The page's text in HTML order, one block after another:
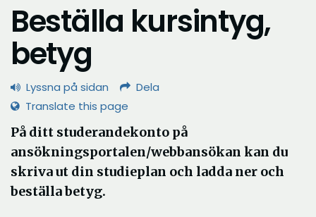
Beställa kursintyg,
betyg
Lyssna på sidan
Dela
Translate this page
På ditt studerandekonto på
ansökningsportalen/webbansökan kan du
skriva ut din studieplan och ladda ner och
beställa betyg.